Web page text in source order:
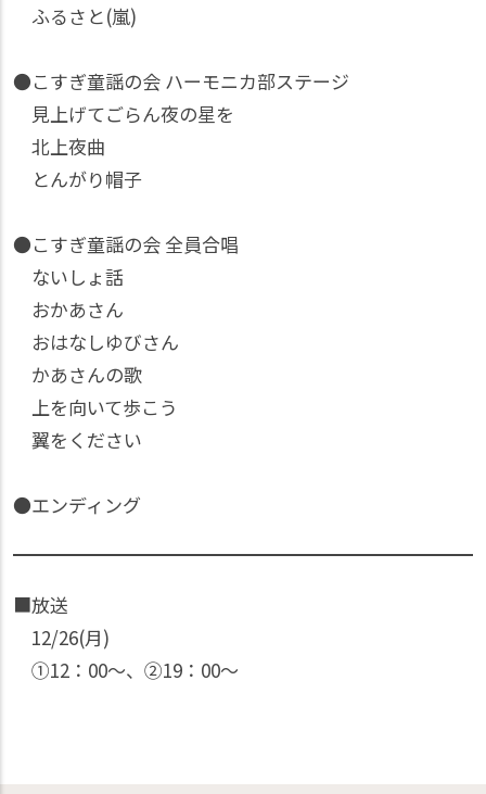
ふるさと(嵐)
●こすぎ童謡の会 ハーモニカ部ステージ
見上げてごらん夜の星を
北上夜曲
とんがり帽子
●こすぎ童謡の会 全員合唱
ないしょ話
おかあさん
おはなしゆびさん
かあさんの歌
上を向いて歩こう
翼をください
●エンディング
■放送
12/26(月)
①12：00〜、②19：00〜